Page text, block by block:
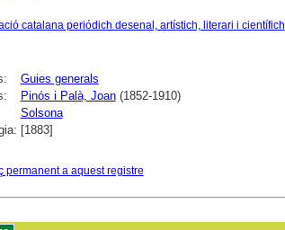
catalana periódich desenal, artístich, literari i científich
Guies generals
Pinós i Palà, Joan(1852-1910)
Solsona
[1883]
permanent a aquest registre